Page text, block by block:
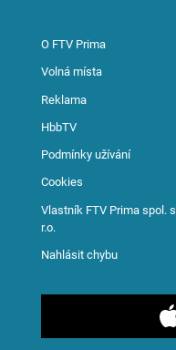
O FTV Prima
Volná místa
Reklama
HbbTV
Podmínky užívání
Cookies
Vlastník FTV Prima spol. s
r.o.
Nahlásit chybu